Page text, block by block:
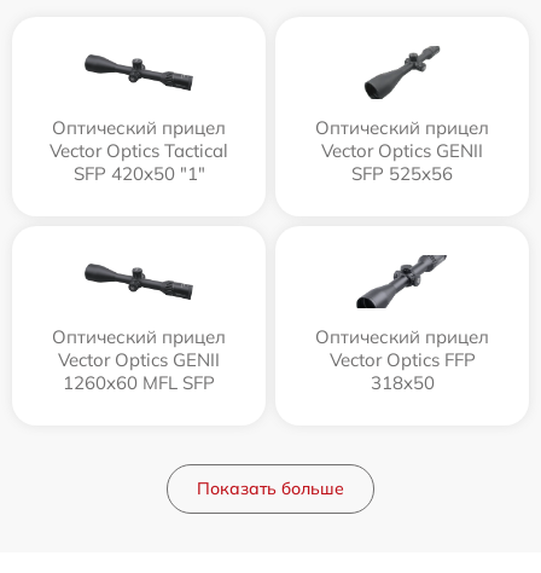
Оптический прицел
Vector Optics Tactical
SFP 420x50 "1"
Оптический прицел
Vector Optics GENII
SFP 525x56
Оптический прицел
Vector Optics GENII
1260x60 MFL SFP
Оптический прицел
Vector Optics FFP
318x50
Показать больше